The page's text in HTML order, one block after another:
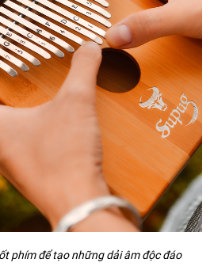
phím để tạo những dải âm độc đáo